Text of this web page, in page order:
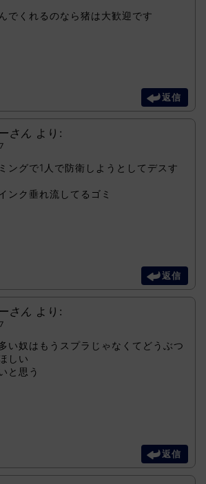
でくれるのなら猪は大歓迎です
返信
さん より:
ングで1人で防衛しようとしてデスす
ンク垂れ流してるゴミ
返信
さん より:
い奴はもうスプラじゃなくてどうぶつ
しい
と思う
返信